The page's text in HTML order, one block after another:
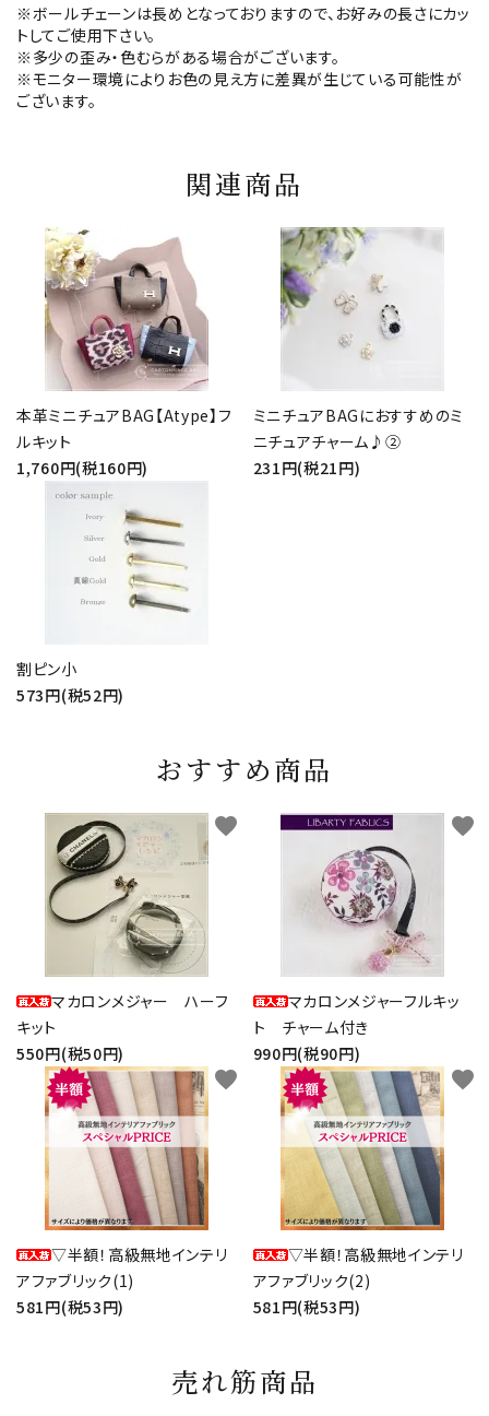
※ボールチェーンは長めとなっておりますので、お好みの長さにカッ
トしてご使用下さい。
※多少の歪み・色むらがある場合がございます。
※モニター環境によりお色の見え方に差異が生じている可能性が
ございます。
関連商品
本革ミニチュアBAG【Atype】フ
ルキット
1,760円(税160円)
ミニチュアBAGにおすすめのミ
ニチュアチャーム♪②
231円(税21円)
割ピン小
573円(税52円)
おすすめ商品
マカロンメジャー ハーフ
キット
550円(税50円)
favorite
マカロンメジャーフルキッ
ト チャーム付き
990円(税90円)
favorite
▽半額！高級無地インテリ
アファブリック(1)
581円(税53円)
favorite
▽半額！高級無地インテリ
アファブリック(2)
581円(税53円)
favorite
売れ筋商品